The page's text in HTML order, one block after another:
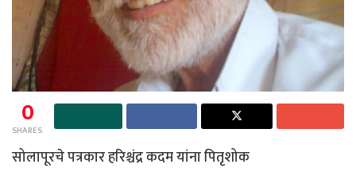
0
SHARES
सोलापूरचे पत्रकार हरिश्चंद्र कदम यांना पितृशोक